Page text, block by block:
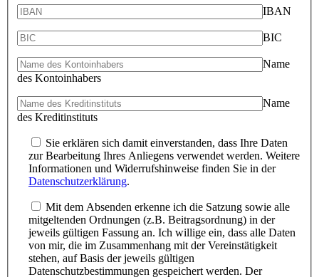
IBAN
BIC
Name
des Kontoinhabers
Name
des Kreditinstituts
Sie erklären sich damit einverstanden, dass Ihre Daten
zur Bearbeitung Ihres Anliegens verwendet werden. Weitere
Informationen und Widerrufshinweise finden Sie in der
Datenschutzerklärung.
Mit dem Absenden erkenne ich die Satzung sowie alle
mitgeltenden Ordnungen (z.B. Beitragsordnung) in der
jeweils gültigen Fassung an. Ich willige ein, dass alle Daten
von mir, die im Zusammenhang mit der Vereinstätigkeit
stehen, auf Basis der jeweils gültigen
Datenschutzbestimmungen gespeichert werden. Der